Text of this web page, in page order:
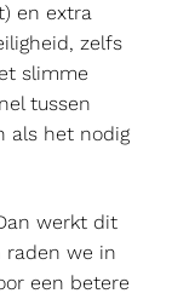
en extra
zelfs
slimme
tussen
als het nodig
werkt dit
raden we in
een betere